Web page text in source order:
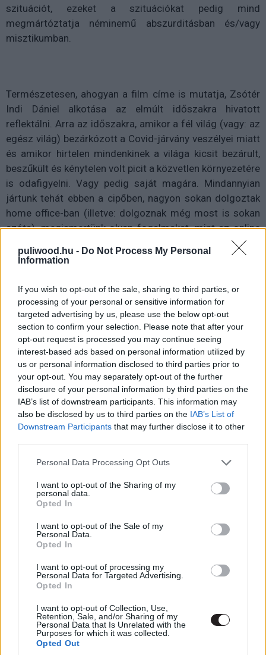
puliwood.hu - Do Not Process My Personal
Information
If you wish to opt-out of the sale, sharing to third parties, or
processing of your personal or sensitive information for
targeted advertising by us, please use the below opt-out
section to confirm your selection. Please note that after your
opt-out request is processed you may continue seeing
interest-based ads based on personal information utilized by
us or personal information disclosed to third parties prior to
your opt-out. You may separately opt-out of the further
disclosure of your personal information by third parties on the
IAB’s list of downstream participants. This information may
also be disclosed by us to third parties on the IAB’s List of
Downstream Participants that may further disclose it to other
Please note that this website/app uses one or more Google
not limited to your visit or usage behaviour. You may click to
grant or deny consent to Google and its third-party tags to
use your data for below specified purposes in below Google
consent section.
Personal Data Processing Opt Outs
I want to opt-out of the Sharing of my
personal data.
Opted In
I want to opt-out of the Sale of my
Personal Data.
Opted In
I want to opt-out of processing my
Personal Data for Targeted Advertising.
Opted In
I want to opt-out of Collection, Use,
Retention, Sale, and/or Sharing of my
Personal Data that Is Unrelated with the
Purposes for which it was collected.
Opted Out
szituációt, ezeket a szituációkat pedig mind
megmártóztatja néminemű abszurditásban és/vagy
misztikumban.
Természetesen, ahogyan a film címe is mutatja, Zsótér
Indi Dániel alkotása az elmúlt időszakra hivatott
reflektálni. Arra az időszakra, amikor a fél világ (vagy: az
egész világ) bezárkózott a Covid-járvány veszélyei miatt
és amikor hirtelen mindenkinek a világa kicsit bezárult,
beszűkült és kénytelen volt picit a közvetlen környezetére
is odafigyelni. Vagy pedig saját magára. Mindannyian
jártunk tehát ebben a cipőben, nagyon sokan dolgoztak
home office-ban (illetve: dolgoznak még most is sokan
azóta), megismertünk olyan fogalmakat, mint az online
oktatás és megtapasztaltuk minden előnyét és hátrányát
ennek a furcsa helyzetnek.
A Karantén Zóna ezekkel a helyzetekkel szembesít
bennünket, de jó érzékkel ahelyett, hogy rögvalóságot
tárna elénk, mindbe csempészett valami
természetfelettit, valami megmagyarázhatatlant.
Valamit, ami kicsit elhúzza a földtől az alapszituációt, de
szkeccsfilm minden epizódja szinte tételszerűen pipálja
ki a megszokott témákat a karantént illetően: az első, az
Egyedül egy szerelmespár kapcsolatának a válságát
mutatja be, a Muki című az otthonápolás nehézségét köti
egybe a gyerekneveléssel, a Hatóságilag az idős
emberek karantén-helyzetére reflektál, a Húsbáb egy
influenszert és az ő tökéletes világképét ábrázolja, az
magányos dolog tud lenni a home office világa.